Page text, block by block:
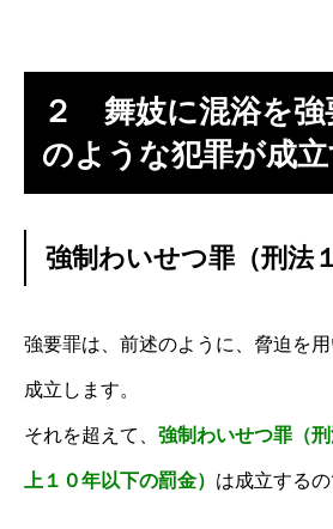
２ 舞妓に混浴を強
のような犯罪が成立
強制わいせつ罪（刑法
強要罪は、前述のように、脅迫を
成立します。
それを超えて、 強制わいせつ罪（
上１０年以下の罰金） は成立するの